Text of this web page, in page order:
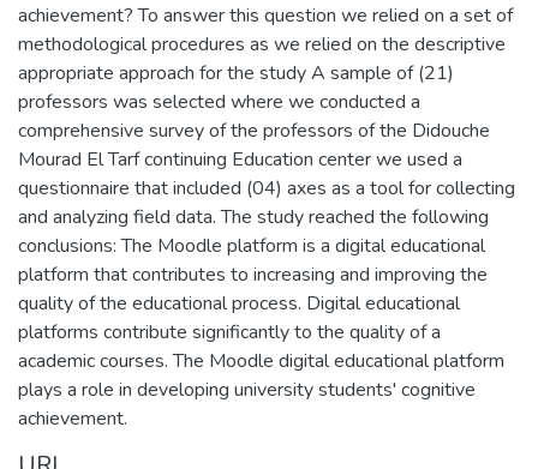
achievement? To answer this question we relied on a set of
methodological procedures as we relied on the descriptive
appropriate approach for the study A sample of (21)
professors was selected where we conducted a
comprehensive survey of the professors of the Didouche
Mourad El Tarf continuing Education center we used a
questionnaire that included (04) axes as a tool for collecting
and analyzing field data. The study reached the following
conclusions: The Moodle platform is a digital educational
platform that contributes to increasing and improving the
quality of the educational process. Digital educational
platforms contribute significantly to the quality of a
academic courses. The Moodle digital educational platform
plays a role in developing university students' cognitive
achievement.